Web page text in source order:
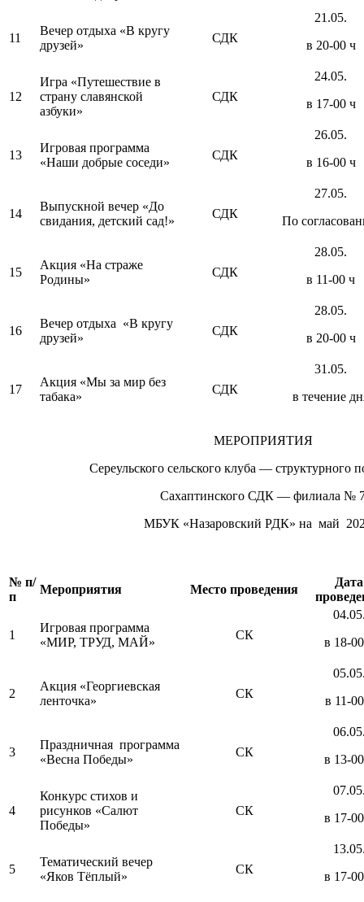
11
Вечер отдыха «В кругу
друзей»
СДК
21.05.
в 20-00 ч
12
Игра «Путешествие в
страну славянской
азбуки»
СДК
24.05.
в 17-00 ч
13
Игровая программа
«Наши добрые соседи»
СДК
26.05.
в 16-00 ч
14
Выпускной вечер «До
свидания, детский сад!»
СДК
27.05.
По
15
Акция «На страже
Родины»
СДК
28.05.
в 11-00 ч
16
Вечер отдыха «В кругу
друзей»
СДК
28.05.
в 20-00 ч
17
Акция «Мы за мир без
табака»
СДК
31.05.
в течение
МЕРОПРИЯТИЯ
Сереульского сельского клуба — структурного
Сахаптинского СДК — филиала №
МБУК «Назаровский РДК» на май
№ п/
п
Мероприятия Место проведения
Дата
1
Игровая программа
«МИР, ТРУД, МАЙ»
СК
в 18-
2
Акция «Георгиевская
ленточка»
СК
в 11-
3
Праздничная программа
«Весна Победы»
СК
в 13-
4
Конкурс стихов и
рисунков «Салют
Победы»
СК
в 17-
5
Тематический вечер
«Яков Тёплый»
СК
в 17-